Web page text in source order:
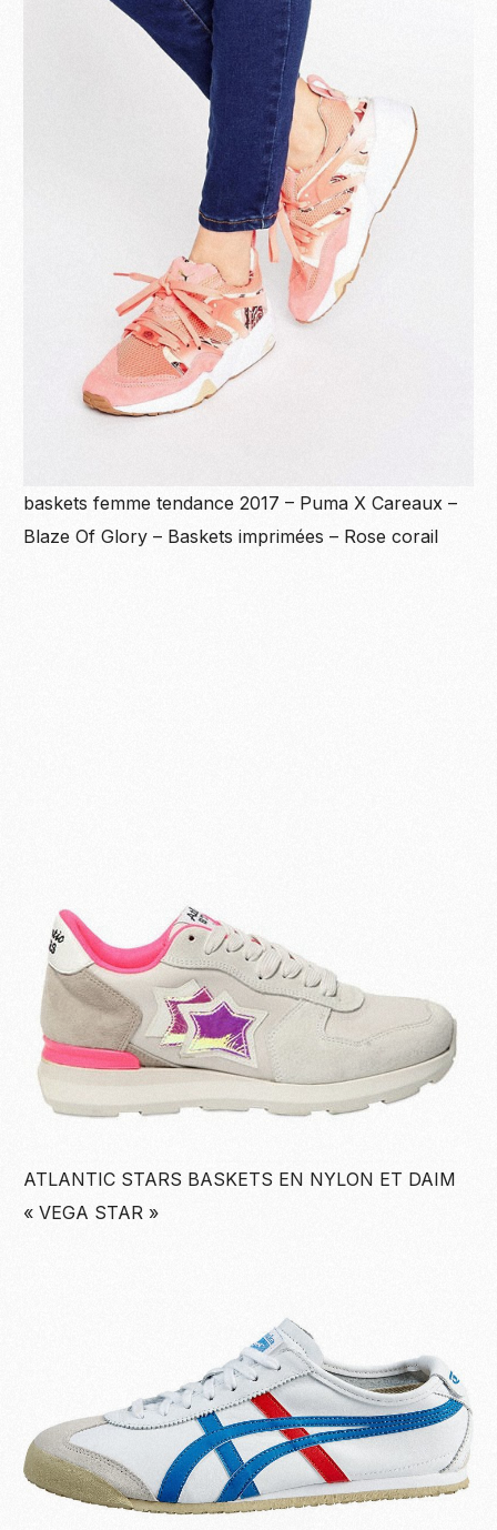
baskets femme tendance 2017 – Puma X Careaux –
Blaze Of Glory – Baskets imprimées – Rose corail
ATLANTIC STARS BASKETS EN NYLON ET DAIM
« VEGA STAR »